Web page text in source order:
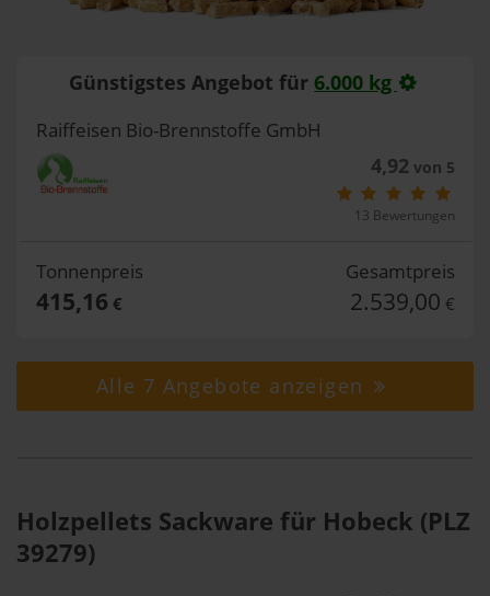
Günstigstes Angebot für 6.000 kg
Raiffeisen Bio-Brennstoffe GmbH
4,92von 5
13 Bewertungen
Tonnenpreis
415,16 €
Gesamtpreis
2.539,00 €
Alle 7 Angebote anzeigen
Holzpellets Sackware für Hobeck (PLZ
39279)